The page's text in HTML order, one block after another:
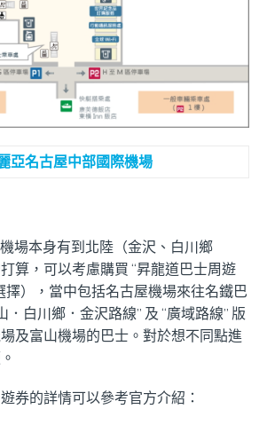
亞名古屋中部國際機場
場本身有到北陸（金沢、白川鄉
算，可以考慮購買 “昇龍道巴士周遊
擇），當中包括名古屋機場來往名鐵巴
．白川鄉．金沢路線” 及 “廣域路線” 版
及富山機場的巴士。對於想不同點進
券的詳情可以參考官方介紹：